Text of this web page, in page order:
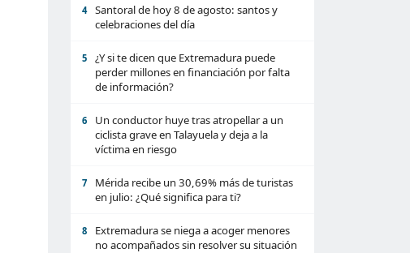
4
Santoral de hoy 8 de agosto: santos y
celebraciones del día
5
¿Y si te dicen que Extremadura puede
perder millones en financiación por falta
de información?
6
Un conductor huye tras atropellar a un
ciclista grave en Talayuela y deja a la
víctima en riesgo
7
Mérida recibe un 30,69% más de turistas
en julio: ¿Qué significa para ti?
8
Extremadura se niega a acoger menores
no acompañados sin resolver su situación